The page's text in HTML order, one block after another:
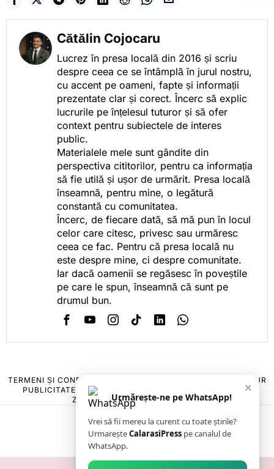
Cătălin Cojocaru
Lucrez în presa locală din 2016 și scriu
despre ceea ce se întâmplă în jurul nostru,
cu accent pe oameni, fapte și informații
prezentate clar și corect. Încerc să explic
lucrurile pe înțelesul tuturor și să ofer
context pentru subiectele de interes
public.
Materialele mele sunt gândite din
perspectiva cititorilor, pentru ca informația
să fie utilă și ușor de urmărit. Presa locală
înseamnă, pentru mine, o legătură
constantă cu comunitatea.
Încerc, de fiecare dată, să mă pun în locul
celor care citesc, privesc sau urmăresc
ceea ce fac. Pentru că presa locală nu
este despre mine, ci despre comunitate.
Iar dacă oamenii se regăsesc în poveștile
pe care le spun, înseamnă că sunt pe
drumul bun.
TERMENI ȘI CONDIȚII
POLITICA DE ANULARE & RETUR
PUBLICITATE ONLINE & TIPĂRITĂ
CONTACT
ZIARUL ANUNȚUL CĂLĂRĂȘEAN
×
Urmărește-ne pe WhatsApp!
Vrei să fii mereu la curent cu toate știrile?
UrmareșteCalarasiPress pe canalul de
WhatsApp.